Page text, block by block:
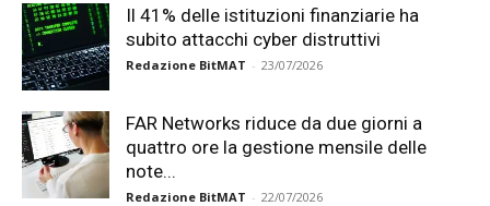
Il 41% delle istituzioni finanziarie ha
subito attacchi cyber distruttivi
Redazione BitMAT - 23/07/2026
FAR Networks riduce da due giorni a
quattro ore la gestione mensile delle
note...
Redazione BitMAT - 22/07/2026